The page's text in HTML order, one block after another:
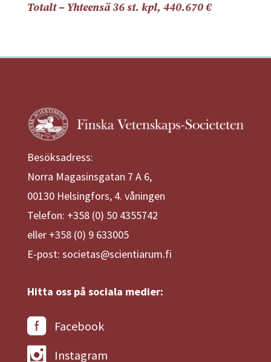
Totalt – Yhteensä 36 st. kpl, 440.670 €
Besöksadress:
Norra Magasinsgatan 7 A 6,
00130 Helsingfors, 4. våningen
Telefon: +358 (0) 50 4355742
eller +358 (0) 9 633005
E-post: societas@scientiarum.fi
Hitta oss på sociala medier:
Facebook
Instagram